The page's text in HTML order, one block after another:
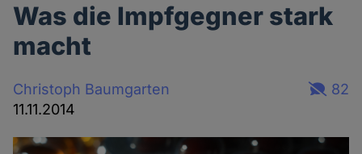
Was die Impfgegner stark
macht
Christoph Baumgarten
11.11.2014
82